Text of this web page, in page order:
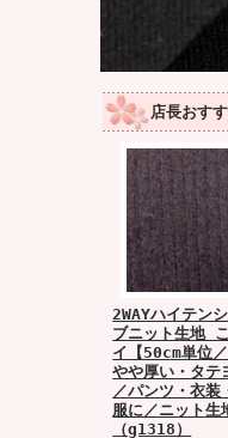
店長おす
2WAYハイテン
ブニット生地
イ【50cm単位
やや厚い・タテ
／パンツ・衣装
服に／ニット生
（g1318）